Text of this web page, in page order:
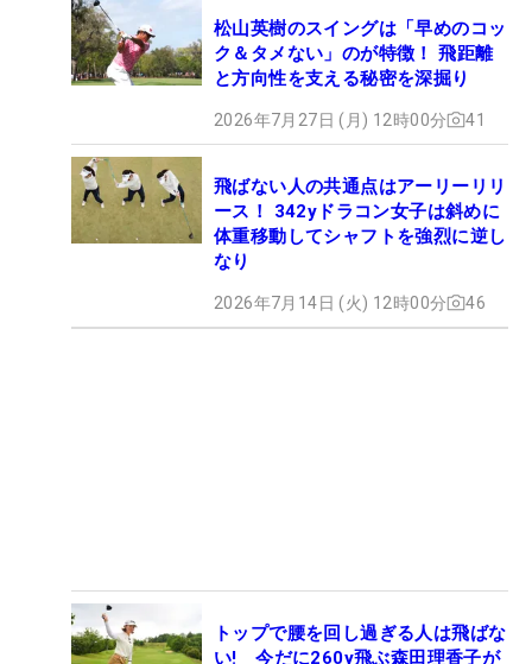
松山英樹のスイングは「早めのコッ
ク＆タメない」のが特徴！ 飛距離
と方向性を支える秘密を深掘り
2026年7月27日 (月) 12時00分 41
飛ばない人の共通点はアーリーリリ
ース！ 342yドラコン女子は斜めに
体重移動してシャフトを強烈に逆し
なり
2026年7月14日 (火) 12時00分 46
トップで腰を回し過ぎる人は飛ばな
い! 今だに260y飛ぶ森田理香子が